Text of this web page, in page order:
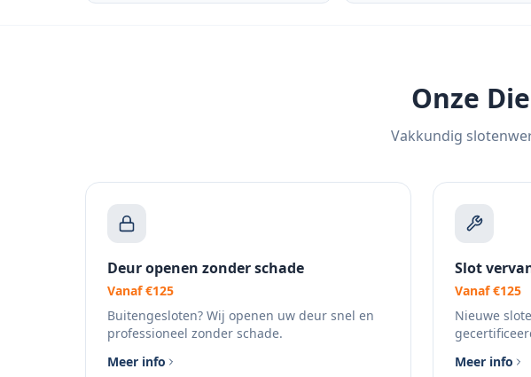
Onze
Vakkundig
Deur openen zonder schade
Vanaf €125
Buitengesloten? Wij openen uw deur snel en
professioneel zonder schade.
Meer info
Slot
Vanaf €125
Nieuwe
Meer info